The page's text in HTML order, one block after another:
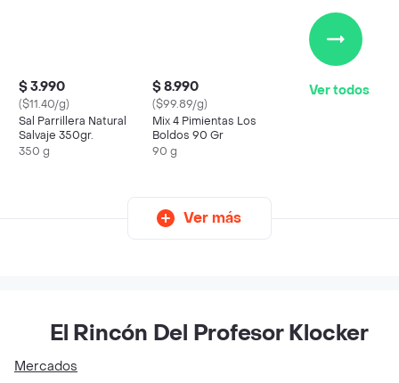
$ 3.990
($11.40/g)
Sal Parrillera Natural
Salvaje 350gr.
350 g
$ 8.990
($99.89/g)
Mix 4 Pimientas Los
Boldos 90 Gr
90 g
Ver todos
Ver más
El Rincón Del Profesor Klocker
Mercados